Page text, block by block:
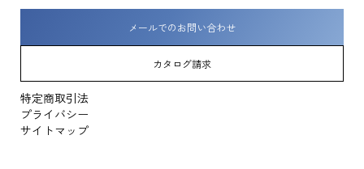
メールでのお問い合わせ
カタログ請求
特定商取引法
プライバシー
サイトマップ